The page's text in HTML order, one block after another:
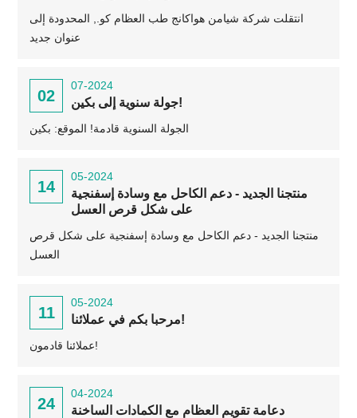
انتقلت شركة شيامن هواكانج طب العظام كو., المحدودة إلى
عنوان جديد
02
07-2024
جولة سنوية إلى بكين!
الجولة السنوية قادمة! الموقع: بكين
14
05-2024
منتجنا الجديد - دعم الكاحل مع وسادة إسفنجية
على شكل قرص العسل
منتجنا الجديد - دعم الكاحل مع وسادة إسفنجية على شكل قرص
العسل
11
05-2024
مرحبا بكم في عملائنا!
عملائنا قادمون!
24
04-2024
دعامة تقويم العظام مع الكمادات الساخنة